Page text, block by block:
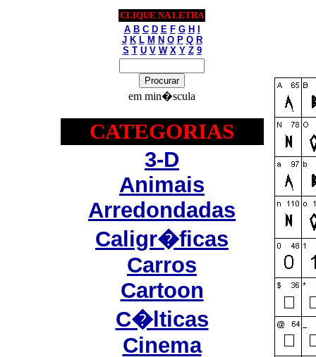
CLIQUE NA LETRA
A B C D E F G H
J K L M N O P Q R
S T U V W X Y Z 9
em min�scula
CATEGORIAS
3-D
Animais
Arredondadas
Caligr�ficas
Carros
Cartoon
C�lticas
Cinema